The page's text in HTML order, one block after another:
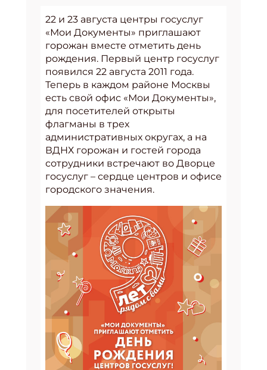
22 и 23 августа центры госуслуг
«Мои Документы» приглашают
горожан вместе отметить день
рождения. Первый центр госуслуг
появился 22 августа 2011 года.
Теперь в каждом районе Москвы
есть свой офис «Мои Документы»,
для посетителей открыты
флагманы в трех
административных округах, а на
ВДНХ горожан и гостей города
сотрудники встречают во Дворце
госуслуг – сердце центров и офисе
городского значения.